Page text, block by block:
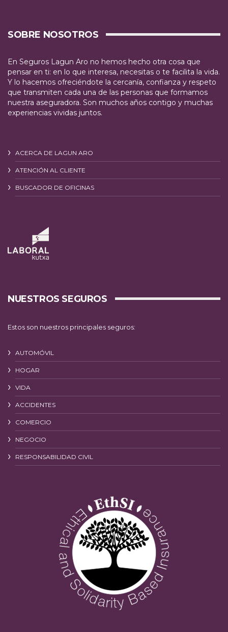
SOBRE NOSOTROS
En Seguros Lagun Aro no hemos hecho otra cosa que
pensar en ti: en lo que interesa, necesitas o te facilita la vida.
Y lo hacemos ofreciéndote la cercanía, confianza y respeto
que transmiten cada una de las personas que formamos
nuestra aseguradora. Son muchos años contigo y muchas
experiencias vividas juntos.
ACERCA DE LAGUN ARO
ATENCIÓN AL CLIENTE
BUSCADOR DE OFICINAS
NUESTROS SEGUROS
Estos son nuestros principales seguros:
AUTOMÓVIL
HOGAR
VIDA
ACCIDENTES
COMERCIO
NEGOCIO
RESPONSABILIDAD CIVIL